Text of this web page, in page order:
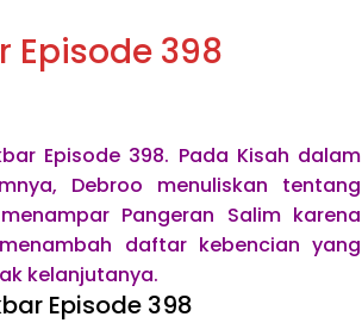
Episode 398
Episode 398. Pada Kisah dalam
Debroo menuliskan tentang
Pangeran Salim karena
daftar kebencian yang
kelanjutanya.
Episode 398